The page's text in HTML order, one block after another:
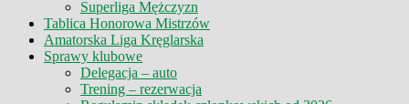
Superliga Mężczyzn
Tablica Honorowa Mistrzów
Amatorska Liga Kręglarska
Sprawy klubowe
Delegacja – auto
Trening – rezerwacja